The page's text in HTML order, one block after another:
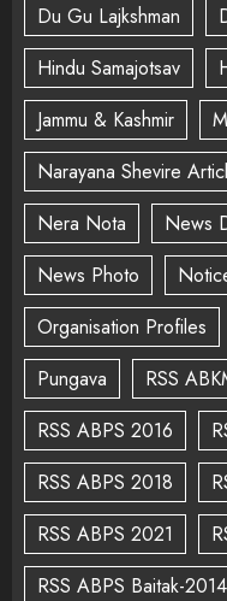
Du Gu Lajkshman
Hindu Samajotsav
Jammu & Kashmir
Narayana Shevire
Nera Nota
News
News Photo
Organisation Profiles
Pungava
RSS
RSS ABPS 2016
RSS ABPS 2018
RSS ABPS 2021
RSS ABPS Baitak-2014